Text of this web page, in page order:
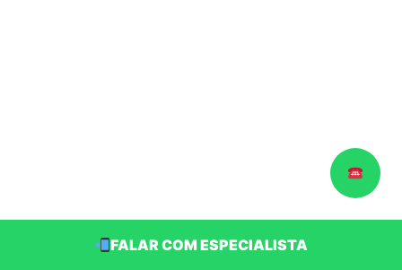
FALAR COM ESPECIALISTA